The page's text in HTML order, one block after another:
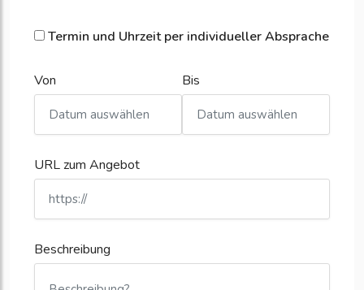
Termin und Uhrzeit per individueller Absprache
Von Bis
URL zum Angebot
Beschreibung